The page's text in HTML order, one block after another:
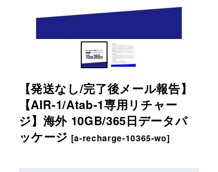
【発送なし/完了後メール報告】
【AIR-1/Atab-1専用リチャー
ジ】海外 10GB/365日データパ
ッケージ [a-recharge-10365-wo]